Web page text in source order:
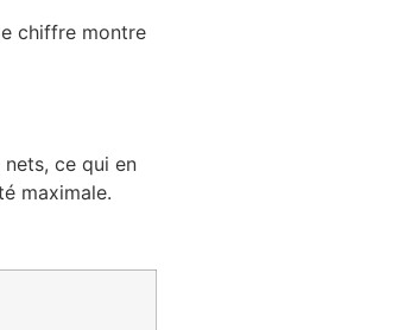
chiffre montre
ce qui en
maximale.